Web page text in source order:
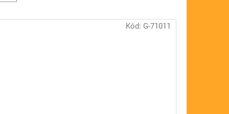
Kód: G-71011